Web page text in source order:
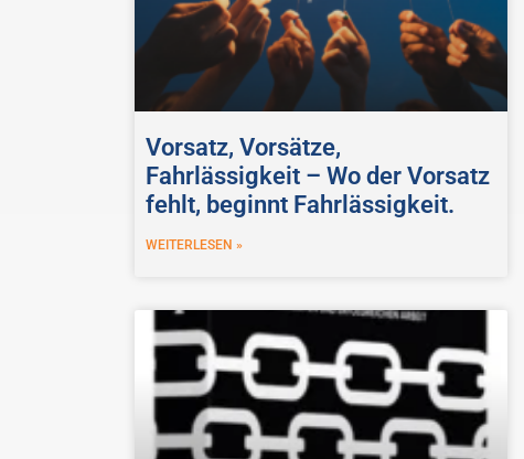
Vorsatz, Vorsätze,
Fahrlässigkeit – Wo der Vorsatz
fehlt, beginnt Fahrlässigkeit.
WEITERLESEN »